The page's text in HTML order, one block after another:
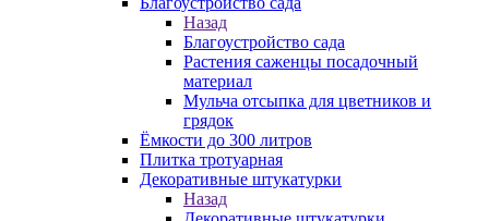
Назад
Благоустройство сада
Растения саженцы посадочный
материал
Мульча отсыпка для цветников и
грядок
Ёмкости до 300 литров
Плитка тротуарная
Декоративные штукатурки
Назад